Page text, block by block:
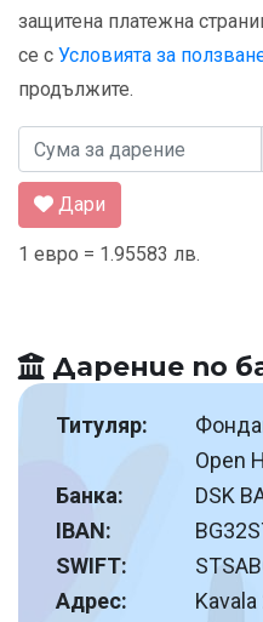
защитена платежна
се с Условията за
продължите.
Дари
1 евро = 1.95583 лв.
Дарение по
Титуляр:
Open
Банка:
DSK
IBAN:
SWIFT:
Адрес:
Kavala